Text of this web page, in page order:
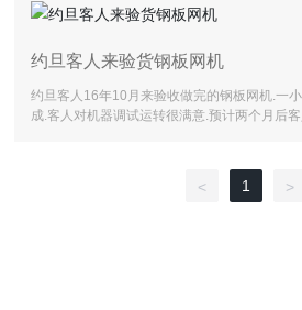
约旦客人来验货钢板网机
约旦客人16年10月来验收做完的钢板网机.一
成.客人对机器调试运转很满意.预计两个月后
< 1 >